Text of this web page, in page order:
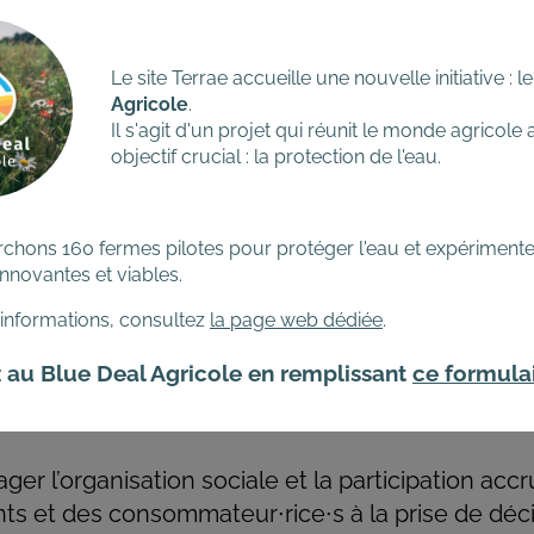
agricoles familiales, grâce au commerce
et à un traitement équitable des droits de
la proximité et la confiance entre les
au moyen de la promotion de
et de la réintégration des systèmes
les structures institutionnelles pour
et le soutien apportés aux
et aux paysans producteurs d’aliments
naturelles et génétiques.
l’organisation sociale et la participation
et des consommateur∙rice∙s à la prise de
Le site Terrae accueille une nouvelle initiative : le
Agricole.
Il s'agit d'un projet qui réunit le monde agricole
objectif crucial : la protection de l'eau.
160 fermes pilotes pour protéger l'eau et
et viables.
consultez la page web dédiée.
au Blue Deal Agricole en remplissant ce